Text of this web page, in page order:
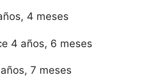
4 meses
4 años, 6 meses
7 meses